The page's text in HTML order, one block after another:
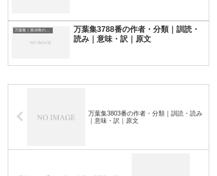
万葉集｜第16巻の和歌一覧
万葉集3788番の作者・分類｜訓読・
読み｜意味・訳｜原文
万葉集3803番の作者・分類｜訓読・読み
｜意味・訳｜原文